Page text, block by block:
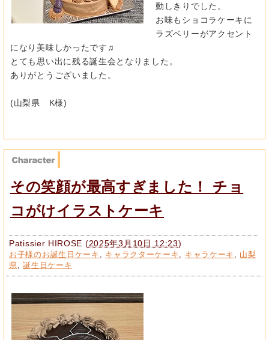
動しきりでした。
お味もショコラケーキに
ラズベリーがアクセント
になり美味しかっ たです♫
とても思い出に残る誕生会となりました。
ありがとうございました。
(山梨県 K様)
その笑顔が最高すぎました！ チョ
コがけイラストケーキ
Patissier HIROSE (2025年3月10日 12:23)
お子様のお誕生日ケーキ キャラクターケーキ キャラケーキ
山梨
県
,誕生日ケーキ